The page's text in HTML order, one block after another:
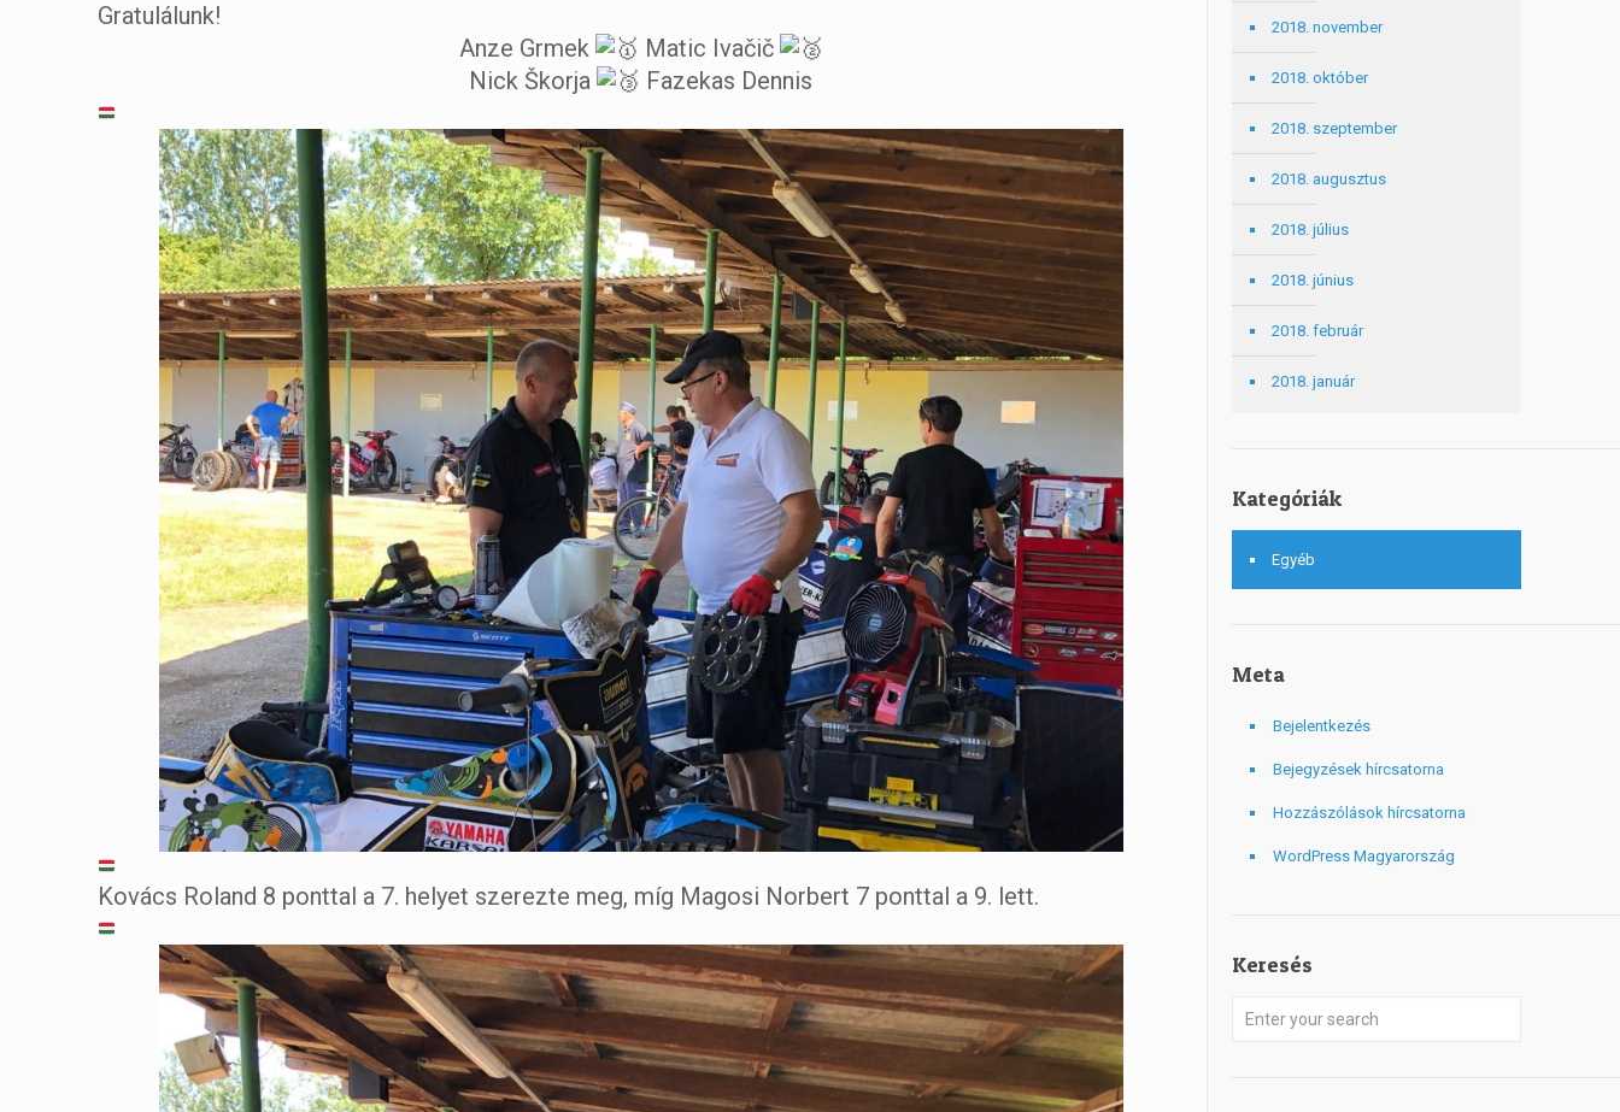
Gratulálunk!
Anze Grmek
Matic Ivačič
Nick Škorja
Fazekas Dennis
Kovács Roland 8 ponttal a 7. helyet szerezte meg, míg Magosi Norbert 7 ponttal a 9. lett.
2018. november
2018. október
2018. szeptember
2018. augusztus
2018. július
2018. június
2018. február
2018. január
Kategóriák
Egyéb
Meta
Bejelentkezés
Bejegyzések hírcsatorna
Hozzászólások hírcsatorna
WordPress Magyarország
Keresés